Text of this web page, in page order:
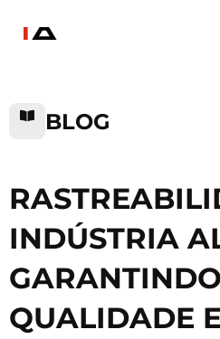
BLOG
INDÚSTRIA
QUALIDADE E